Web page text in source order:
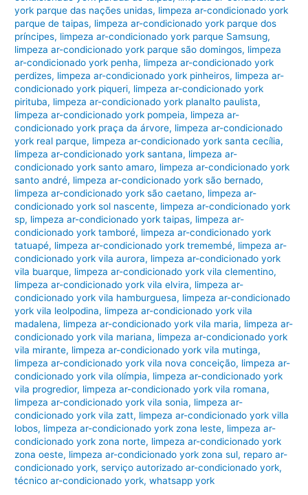
york parque das nações unidas, limpeza ar-condicionado york
parque de taipas, limpeza ar-condicionado york parque dos
príncipes, limpeza ar-condicionado york parque Samsung,
limpeza ar-condicionado york parque são domingos, limpeza
ar-condicionado york penha, limpeza ar-condicionado york
perdizes, limpeza ar-condicionado york pinheiros, limpeza ar-
condicionado york piqueri, limpeza ar-condicionado york
pirituba, limpeza ar-condicionado york planalto paulista,
limpeza ar-condicionado york pompeia, limpeza ar-
condicionado york praça da árvore, limpeza ar-condicionado
york real parque, limpeza ar-condicionado york santa cecília,
limpeza ar-condicionado york santana, limpeza ar-
condicionado york santo amaro, limpeza ar-condicionado york
santo andré, limpeza ar-condicionado york são bernado,
limpeza ar-condicionado york são caetano, limpeza ar-
condicionado york sol nascente, limpeza ar-condicionado york
sp, limpeza ar-condicionado york taipas, limpeza ar-
condicionado york tamboré, limpeza ar-condicionado york
tatuapé, limpeza ar-condicionado york tremembé, limpeza ar-
condicionado york vila aurora, limpeza ar-condicionado york
vila buarque, limpeza ar-condicionado york vila clementino,
limpeza ar-condicionado york vila elvira, limpeza ar-
condicionado york vila hamburguesa, limpeza ar-condicionado
york vila leolpodina, limpeza ar-condicionado york vila
madalena, limpeza ar-condicionado york vila maria, limpeza ar-
condicionado york vila mariana, limpeza ar-condicionado york
vila mirante, limpeza ar-condicionado york vila mutinga,
limpeza ar-condicionado york vila nova conceição, limpeza ar-
condicionado york vila olímpia, limpeza ar-condicionado york
vila progredior, limpeza ar-condicionado york vila romana,
limpeza ar-condicionado york vila sonia, limpeza ar-
condicionado york vila zatt, limpeza ar-condicionado york villa
lobos, limpeza ar-condicionado york zona leste, limpeza ar-
condicionado york zona norte, limpeza ar-condicionado york
zona oeste, limpeza ar-condicionado york zona sul, reparo ar-
condicionado york,serviço autorizado ar-condicionado york,
técnico ar-condicionado york,whatsapp york